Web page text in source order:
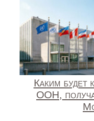
Каким будет
ООН,